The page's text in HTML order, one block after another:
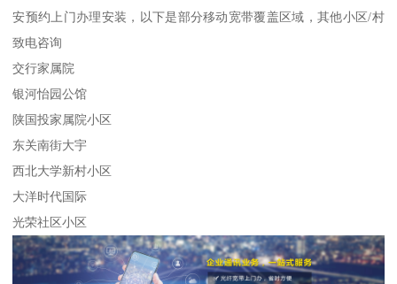
安预约上门办理安装，以下是部分移动宽带覆盖区域，其他小区/村
致电咨询
交行家属院
银河怡园公馆
陕国投家属院小区
东关南街大宇
西北大学新村小区
大洋时代国际
光荣社区小区